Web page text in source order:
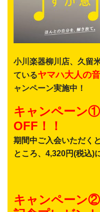
小川楽器柳川店、久留
ているヤマハ大人の
ャンペーン実施中！
キャンペーン
OFF！！
期間中ご入会いただく
ところ、4,320円(税込)
キャンペーン